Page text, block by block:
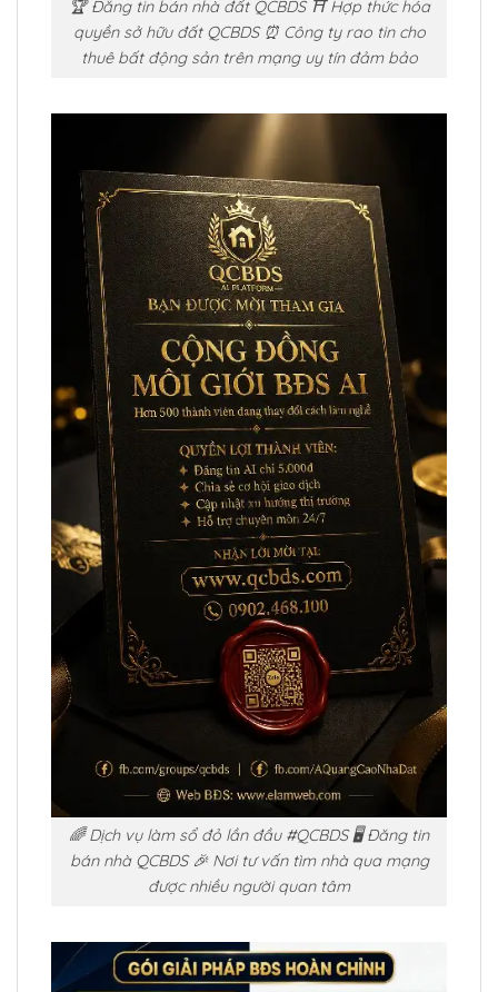
🏆 Đăng tin bán nhà đất QCBDS ⛩️ Hợp thức hóa
quyền sở hữu đất QCBDS ⏰ Công ty rao tin cho
thuê bất động sản trên mạng uy tín đảm bảo
🌈 Dịch vụ làm sổ đỏ lần đầu #QCBDS 🖥️ Đăng tin
bán nhà QCBDS 🎉 Nơi tư vấn tìm nhà qua mạng
được nhiều người quan tâm